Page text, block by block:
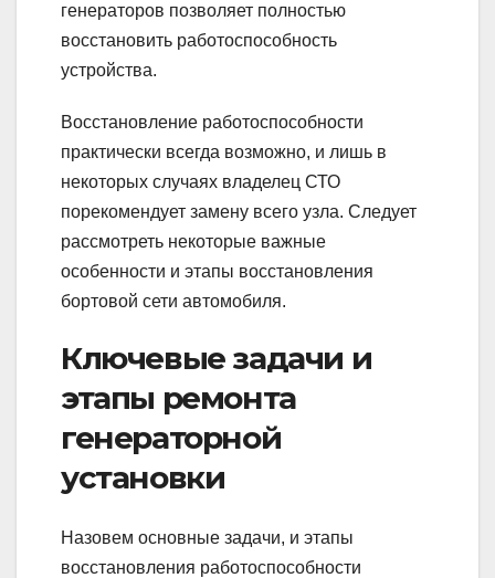
генераторов позволяет полностью
восстановить работоспособность
устройства.
Восстановление работоспособности
практически всегда возможно, и лишь в
некоторых случаях владелец СТО
порекомендует замену всего узла. Следует
рассмотреть некоторые важные
особенности и этапы восстановления
бортовой сети автомобиля.
Ключевые задачи и
этапы ремонта
генераторной
установки
Назовем основные задачи, и этапы
восстановления работоспособности